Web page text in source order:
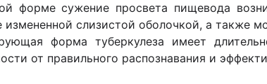
форме сужение просвета пищевода
измененной слизистой оболочкой, а также
форма туберкулеза имеет
от правильного распознавания и